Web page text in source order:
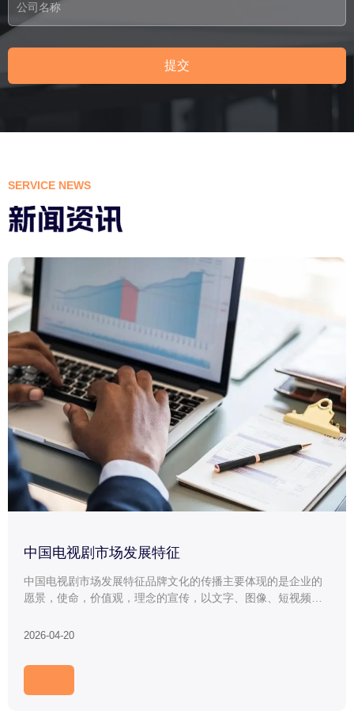
提交
SERVICE NEWS
中国电视剧市场发展特征
中国电视剧市场发展特征品牌文化的传播主要体现的是企业的
愿景，使命，价值观，理念的宣传，以文字、图像、短视频等
识等对外......
2026-04-20